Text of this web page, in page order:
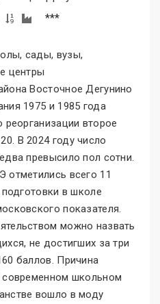
***
Восточное Дегунино
1975 и 1985 года
реорганизации второе
В 2024 году число
превысило пол сотни.
всего 11
в школе
показателя.
можно назвать
не достигших за три
баллов. Причина
современном школьном
вошло в моду